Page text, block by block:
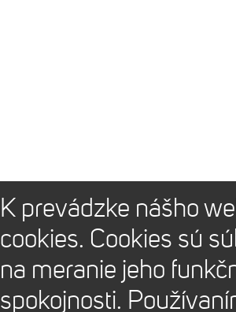
K prevádzke nášho
cookies. Cookies sú
na meranie jeho
spokojnosti.